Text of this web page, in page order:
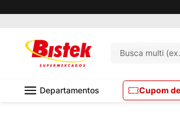
Departamentos Cupom